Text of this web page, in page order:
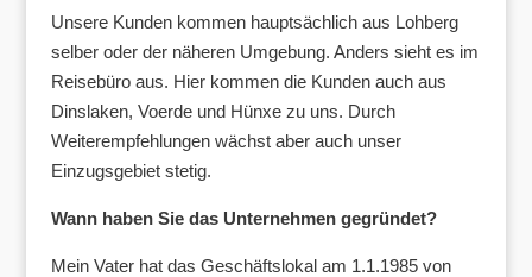
Unsere Kunden kommen hauptsächlich aus Lohberg
selber oder der näheren Umgebung. Anders sieht es im
Reisebüro aus. Hier kommen die Kunden auch aus
Dinslaken, Voerde und Hünxe zu uns. Durch
Weiterempfehlungen wächst aber auch unser
Einzugsgebiet stetig.
Wann haben Sie das Unternehmen gegründet?
Mein Vater hat das Geschäftslokal am 1.1.1985 von